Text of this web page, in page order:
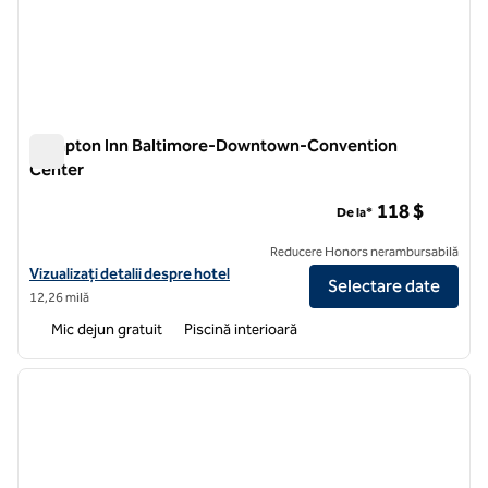
Hampton Inn Baltimore-Downtown-Convention
Center
Vizualizați detaliile hotelului Hampton Inn Baltimore-Downtown-
Vizualizați detalii despre hotel
12,26 milă
De la* 118 $
Reducere Honors nerambursabilă
Selectare date
Mic dejun gratuit Piscină interioară
1 din 12